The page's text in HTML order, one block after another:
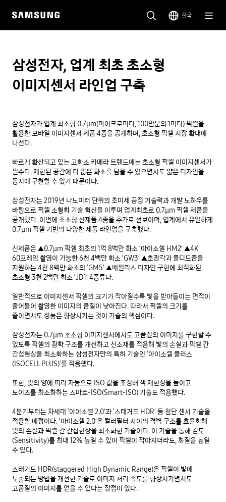
한국
삼성전자, 업계 최초 초소형
이미지센서 라인업 구축
삼성전자가 업계 최소형 0.7μm(마이크로미터, 100만분의 1미터) 픽셀을
활용한 모바일 이미지센서 제품 4종을 공개하며, 초소형 픽셀 시장 확대에
나선다.
빠르게 확산되고 있는 고화소 카메라 트렌드에는 초소형 픽셀 이미지센서가
필수다. 제한된 공간에 더 많은 화소를 담을 수 있으면서도 얇은 디자인을
동시에 구현할 수 있기 때문이다.
삼성전자는 2019년 나노미터 단위의 초미세 공정 기술력과 개발 노하우를
바탕으로 픽셀 소형화 기술 혁신을 이루며 업계최초로 0.7μm 픽셀 제품을
공개했다. 이번에 초소형 신제품 4종을 추가로 선보이며, 업계에서 유일하게
0.7μm 픽셀 기반의 다양한 제품 라인업을 구축했다.
신제품은 ▲0.7μm 픽셀 최초의 1억 8백만 화소 ‘아이소셀 HM2’ ▲4K
60프레임 촬영이 가능한 6천 4백만 화소 ‘GW3’ ▲초광각과 폴디드줌을
지원하는 4천 8백만 화소의 ‘GM5’ ▲베젤리스 디자인 구현에 최적화된
초소형 3천 2백만 화소 ‘JD1’ 4종류다.
일반적으로 이미지센서 픽셀의 크기가 작아질수록 빛을 받아들이는 면적이
줄어들어 촬영한 이미지의 품질이 낮아진다. 따라서 픽셀의 크기를
줄이면서도 성능은 향상시키는 것이 기술의 핵심이다.
삼성전자는 0.7μm 초소형 이미지센서에서도 고품질의 이미지를 구현할 수
있도록 픽셀의 광학 구조를 개선하고 신소재를 적용해 빛의 손실과 픽셀 간
간섭현상을 최소화하는 삼성전자만의 특허 기술인 ‘아이소셀 플러스
(ISOCELL PLUS)’를 적용했다.
또한, 빛의 양에 따라 자동으로 ISO 값을 조정해 색 재현성을 높이고
노이즈를 최소화하는 스마트-ISO(Smart-ISO) 기술도 적용했다.
4분기부터는 차세대 ‘아이소셀 2.0’과 ‘스태거드 HDR’ 등 첨단 센서 기술을
적용할 예정이다. ‘아이소셀 2.0’은 컬러필터 사이의 격벽 구조를 효율화해
빛의 손실과 픽셀 간 간섭현상을 최소화한 기술이다. 이 기술을 통해 감도
(Sensitivity)를 최대 12% 높일 수 있어 픽셀이 작아지더라도, 화질을 높일
수 있다.
스태거드 HDR(staggered High Dynamic Range)은 픽셀이 빛에
노출되는 방법을 개선한 기술로 이미지 처리 속도를 향상시키면서도
고품질의 이미지를 얻을 수 있다는 장점이 있다.